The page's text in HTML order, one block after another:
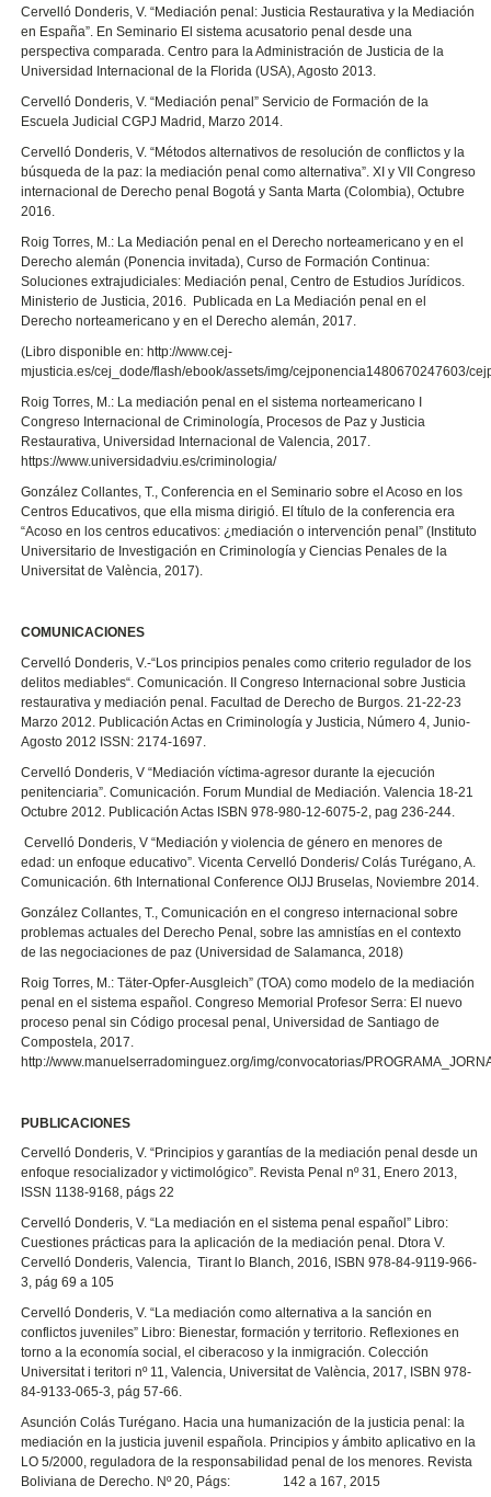
Cervelló Donderis, V. “Mediación penal: Justicia Restaurativa y la Mediación
en España”. En Seminario El sistema acusatorio penal desde una
perspectiva comparada. Centro para la Administración de Justicia de la
Universidad Internacional de la Florida (USA), Agosto 2013.
Cervelló Donderis, V. “Mediación penal” Servicio de Formación de la
Escuela Judicial CGPJ Madrid, Marzo 2014.
Cervelló Donderis, V. “Métodos alternativos de resolución de conflictos y la
búsqueda de la paz: la mediación penal como alternativa”. XI y VII Congreso
internacional de Derecho penal Bogotá y Santa Marta (Colombia), Octubre
2016.
Roig Torres, M.: La Mediación penal en el Derecho norteamericano y en el
Derecho alemán (Ponencia invitada), Curso de Formación Continua:
Soluciones extrajudiciales: Mediación penal, Centro de Estudios Jurídicos.
Ministerio de Justicia, 2016. Publicada en La Mediación penal en el
Derecho norteamericano y en el Derecho alemán, 2017.
(Libro disponible en: http://www.cej-
mjusticia.es/cej_dode/flash/ebook/assets/img/cejponencia1480670247603/
Roig Torres, M.: La mediación penal en el sistema norteamericano I
Congreso Internacional de Criminología, Procesos de Paz y Justicia
Restaurativa, Universidad Internacional de Valencia, 2017.
https://www.universidadviu.es/criminologia/
González Collantes, T., Conferencia en el Seminario sobre el Acoso en los
Centros Educativos, que ella misma dirigió. El título de la conferencia era
“Acoso en los centros educativos: ¿mediación o intervención penal” (Instituto
Universitario de Investigación en Criminología y Ciencias Penales de la
Universitat de València, 2017).
COMUNICACIONES
Cervelló Donderis, V.-“Los principios penales como criterio regulador de los
delitos mediables“. Comunicación. II Congreso Internacional sobre Justicia
restaurativa y mediación penal. Facultad de Derecho de Burgos. 21-22-23
Marzo 2012. Publicación Actas en Criminología y Justicia, Número 4, Junio-
Agosto 2012 ISSN: 2174-1697.
Cervelló Donderis, V “Mediación víctima-agresor durante la ejecución
penitenciaria”. Comunicación. Forum Mundial de Mediación. Valencia 18-21
Octubre 2012. Publicación Actas ISBN 978-980-12-6075-2, pag 236-244.
Cervelló Donderis, V “Mediación y violencia de género en menores de
edad: un enfoque educativo”. Vicenta Cervelló Donderis/ Colás Turégano, A.
Comunicación. 6th International Conference OIJJ Bruselas, Noviembre 2014.
González Collantes, T., Comunicación en el congreso internacional sobre
problemas actuales del Derecho Penal, sobre las amnistías en el contexto
de las negociaciones de paz (Universidad de Salamanca, 2018)
Roig Torres, M.: Täter-Opfer-Ausgleich” (TOA) como modelo de la mediación
penal en el sistema español. Congreso Memorial Profesor Serra: El nuevo
proceso penal sin Código procesal penal, Universidad de Santiago de
Compostela, 2017.
http://www.manuelserradominguez.org/img/convocatorias/
PUBLICACIONES
Cervelló Donderis, V. “Principios y garantías de la mediación penal desde un
enfoque resocializador y victimológico”. Revista Penal nº 31, Enero 2013,
ISSN 1138-9168, págs 22
Cervelló Donderis, V. “La mediación en el sistema penal español” Libro:
Cuestiones prácticas para la aplicación de la mediación penal. Dtora V.
Cervelló Donderis, Valencia, Tirant lo Blanch, 2016, ISBN 978-84-9119-966-
3, pág 69 a 105
Cervelló Donderis, V. “La mediación como alternativa a la sanción en
conflictos juveniles” Libro: Bienestar, formación y territorio. Reflexiones en
torno a la economía social, el ciberacoso y la inmigración. Colección
Universitat i teritori nº 11, Valencia, Universitat de València, 2017, ISBN 978-
84-9133-065-3, pág 57-66.
Asunción Colás Turégano. Hacia una humanización de la justicia penal: la
mediación en la justicia juvenil española. Principios y ámbito aplicativo en la
LO 5/2000, reguladora de la responsabilidad penal de los menores. Revista
Boliviana de Derecho. Nº 20, Págs: 142 a 167, 2015